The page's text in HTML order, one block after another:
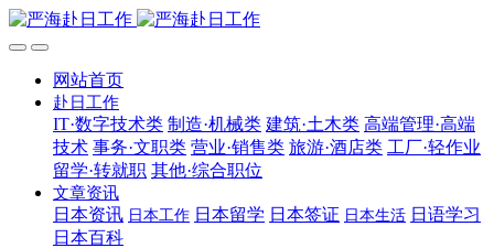
网站首页
赴日工作
IT·数字技术类 制造·机械类 建筑·土木类 高端管理·高端
技术 事务·文职类 营业·销售类 旅游·酒店类 工厂·轻作业
留学·转就职 其他·综合职位
文章资讯
日本资讯 日本工作 日本留学 日本签证 日本生活 日语学习
日本百科